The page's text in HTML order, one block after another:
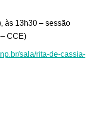
às 13h30 – sessão
CCE)
sala/rita-de-cassia-